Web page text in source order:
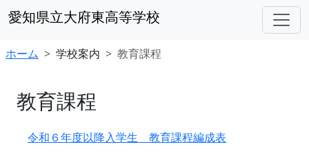
愛知県立大府東高等学校
ホーム 学校案内 教育課程
教育課程
令和６年度以降入学生 教育課程編成表